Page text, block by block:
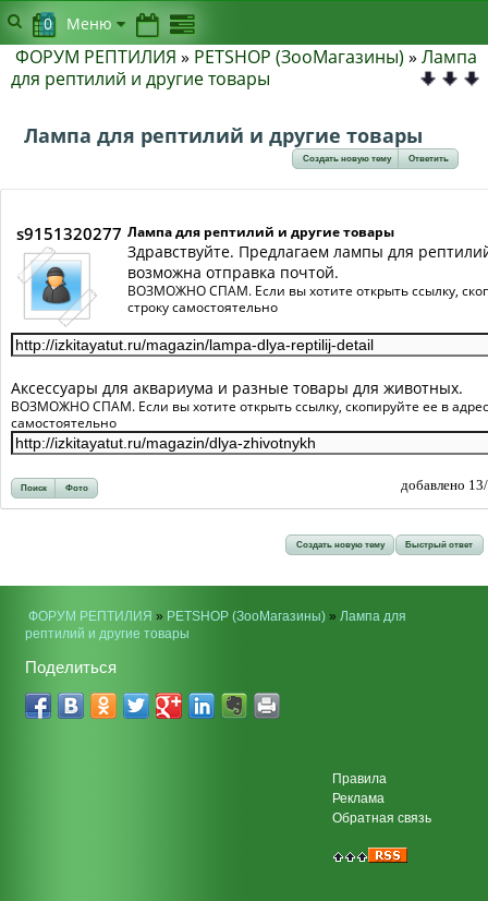
ФОРУМ РЕПТИЛИЯ » PETSHOP (ЗооМагазины) » Лампа
для рептилий и другие товары
Лампа для рептилий и другие товары
Создать новую тему Ответить
s9151320277 Лампа для рептилий и другие товары
Здравствуйте. Предлагаем лампы для
возможна отправка почтой.
ВОЗМОЖНО СПАМ. Если вы хотите открыть ссылку,
строку самостоятельно
Аксессуары для аквариума и разные товары для животных.
ВОЗМОЖНО СПАМ. Если вы хотите открыть ссылку, скопируйте ее в
самостоятельно
Поиск Фото добавлено
Создать новую тему Быстрый ответ
0 Меню
ФОРУМ РЕПТИЛИЯ » PETSHOP (ЗооМагазины)» Лампа для
рептилий и другие товары
Поделиться
Правила
Реклама
Обратная связь